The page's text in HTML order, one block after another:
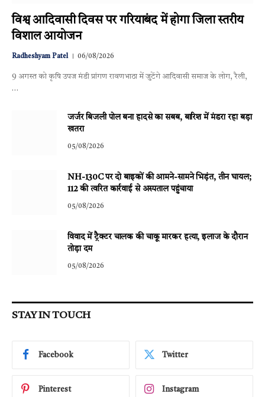
विश्व आदिवासी दिवस पर गरियाबंद में होगा जिला स्तरीय
विशाल आयोजन
Radheshyam Patel 06/08/2026
9 अगस्त को कृषि उपज मंडी प्रांगण रावणभाठा में जुटेंगे आदिवासी समाज के लोग, रैली,
…
जर्जर बिजली पोल बना हादसे का सबब, बारिश में मंडरा रहा बड़ा
खतरा
05/08/2026
NH-130C पर दो बाइकों की आमने-सामने भिड़ंत, तीन घायल;
112 की त्वरित कार्रवाई से अस्पताल पहुंचाया
05/08/2026
विवाद में ट्रैक्टर चालक की चाकू मारकर हत्या, इलाज के दौरान
तोड़ा दम
05/08/2026
STAY IN TOUCH
Facebook Twitter
Pinterest Instagram